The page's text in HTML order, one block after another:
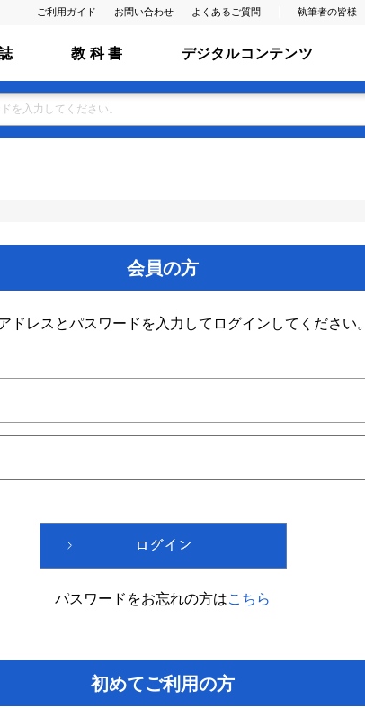
ご利用ガイド お問い合わせ よくあるご質問 執筆者の皆様
教 科 書 デジタルコンテンツ
会員の方
ドレスとパスワードを入力してログインしてください。
パスワードをお忘れの方はこちら
初めてご利用の方